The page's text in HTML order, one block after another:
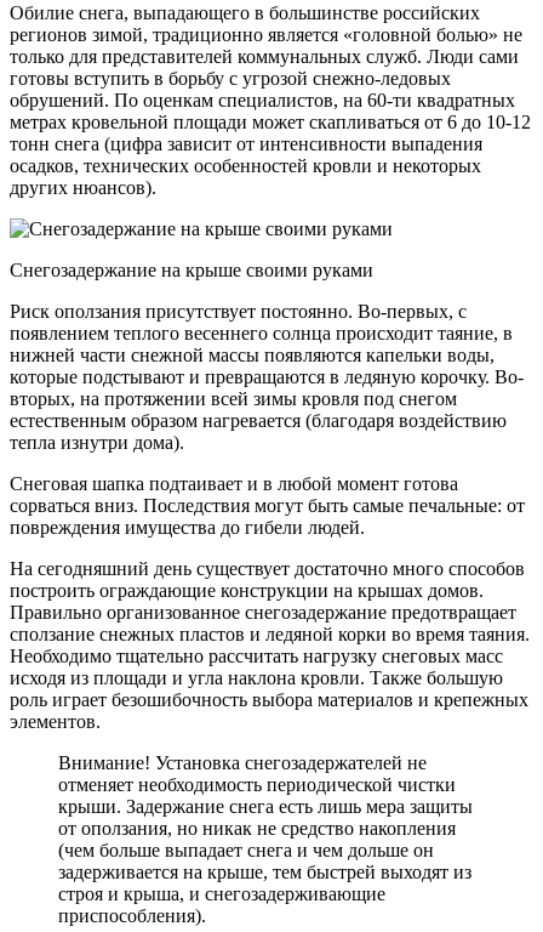
Обилие снега, выпадающего в большинстве российских
регионов зимой, традиционно является «головной болью» не
только для представителей коммунальных служб. Люди сами
готовы вступить в борьбу с угрозой снежно-ледовых
обрушений. По оценкам специалистов, на 60-ти квадратных
метрах кровельной площади может скапливаться от 6 до 10-12
тонн снега (цифра зависит от интенсивности выпадения
осадков, технических особенностей кровли и некоторых
других нюансов).
Снегозадержание на крыше своими руками
Риск оползания присутствует постоянно. Во-первых, с
появлением теплого весеннего солнца происходит таяние, в
нижней части снежной массы появляются капельки воды,
которые подстывают и превращаются в ледяную корочку. Во-
вторых, на протяжении всей зимы кровля под снегом
естественным образом нагревается (благодаря воздействию
тепла изнутри дома).
Снеговая шапка подтаивает и в любой момент готова
сорваться вниз. Последствия могут быть самые печальные: от
повреждения имущества до гибели людей.
На сегодняшний день существует достаточно много способов
построить ограждающие конструкции на крышах домов.
Правильно организованное снегозадержание предотвращает
сползание снежных пластов и ледяной корки во время таяния.
Необходимо тщательно рассчитать нагрузку снеговых масс
исходя из площади и угла наклона кровли. Также большую
роль играет безошибочность выбора материалов и крепежных
элементов.
Внимание! Установка снегозадержателей не
отменяет необходимость периодической чистки
крыши. Задержание снега есть лишь мера защиты
от оползания, но никак не средство накопления
(чем больше выпадает снега и чем дольше он
задерживается на крыше, тем быстрей выходят из
строя и крыша, и снегозадерживающие
приспособления).